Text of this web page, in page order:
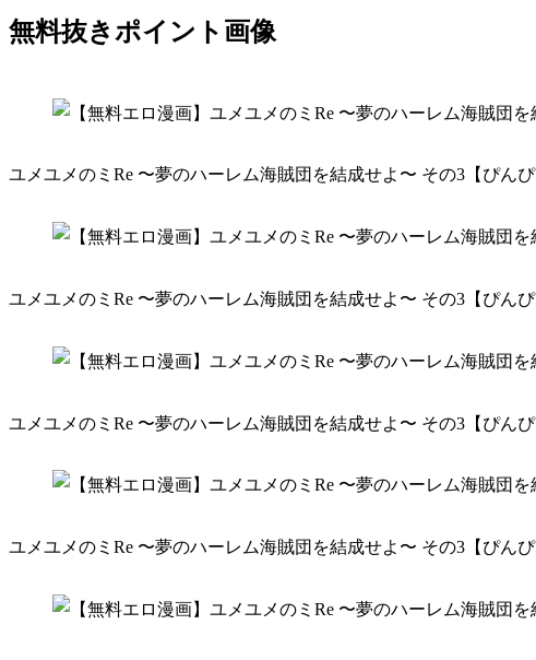
無料抜きポイント画像
ユメユメのミRe 〜夢のハーレム海賊団を結成せよ〜 その3【ぴん
ユメユメのミRe 〜夢のハーレム海賊団を結成せよ〜 その3【ぴん
ユメユメのミRe 〜夢のハーレム海賊団を結成せよ〜 その3【ぴん
ユメユメのミRe 〜夢のハーレム海賊団を結成せよ〜 その3【ぴん